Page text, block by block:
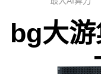
bg大